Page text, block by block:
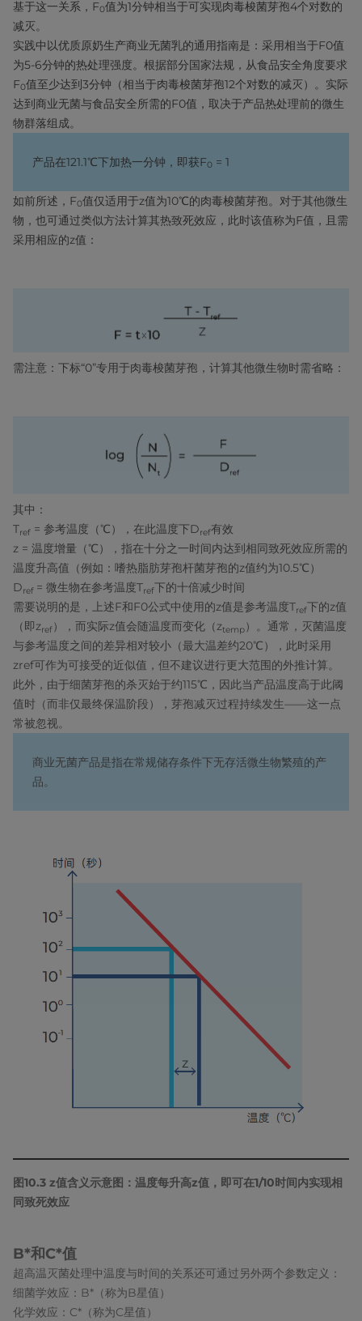
基于这一关系，F0值为1分钟相当于可实现肉毒梭菌芽孢4个对数的
减灭。
实践中以优质原奶生产商业无菌乳的通用指南是：采用相当于F0值
为5-6分钟的热处理强度。根据部分国家法规，从食品安全角度要求
F0值至少达到3分钟（相当于肉毒梭菌芽孢12个对数的减灭）。实际
达到商业无菌与食品安全所需的F0值，取决于产品热处理前的微生
物群落组成。
产品在121.1℃下加热一分钟，即获F0 = 1
如前所述，F0值仅适用于z值为10℃的肉毒梭菌芽孢。对于其他微生
物，也可通过类似方法计算其热致死效应，此时该值称为F值，且需
采用相应的z值：
需注意：下标“0”专用于肉毒梭菌芽孢，计算其他微生物时需省略：
其中：
Tref = 参考温度（℃），在此温度下Dref有效
z = 温度增量（℃），指在十分之一时间内达到相同致死效应所需的
温度升高值（例如：嗜热脂肪芽孢杆菌芽孢的z值约为10.5℃）
Dref = 微生物在参考温度Tref下的十倍减少时间
需要说明的是，上述F和F0公式中使用的z值是参考温度Tref下的z值
（即zref），而实际z值会随温度而变化（ztemp）。通常，灭菌温度
与参考温度之间的差异相对较小（最大温差约20℃），此时采用
zref可作为可接受的近似值，但不建议进行更大范围的外推计算。
此外，由于细菌芽孢的杀灭始于约115℃，因此当产品温度高于此阈
值时（而非仅最终保温阶段），芽孢减灭过程持续发生——这一点
常被忽视。
商业无菌产品是指在常规储存条件下无存活微生物繁殖的产
品。
图10.3 z值含义示意图：温度每升高z值，即可在1/10时间内实现相
同致死效应
B*和C*值
超高温灭菌处理中温度与时间的关系还可通过另外两个参数定义：
细菌学效应：B*（称为B星值）
化学效应：C*（称为C星值）